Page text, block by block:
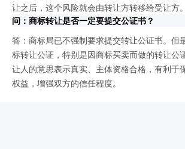
让之后，这个风险就会由转让方转移给受让方。
问：商标转让是否一定要提交公证书？
答：商标局已不强制要求提交转让公证书。但
标转让公证，特别是因商标买卖而做的转让公
让人的意思表示真实、主体资格合格，有利于
权益，增强双方的信任程度。